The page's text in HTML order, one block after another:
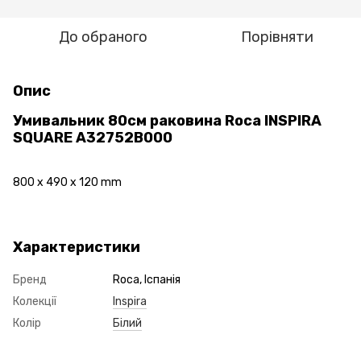
До обраного Порівняти
Опис
Умивальник 80см раковина Roca INSPIRA
SQUARE A32752B000
800 x 490 x 120 mm
Характеристики
Бренд
Roca, Іспанія
Колекції
Inspira
Колір
Білий